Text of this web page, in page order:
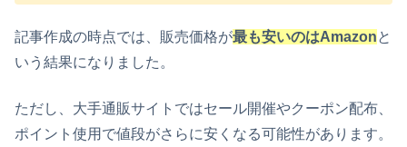
記事作成の時点では、販売価格が最も安いのはAmazonと
いう結果になりました。
ただし、大手通販サイトではセール開催やクーポン配布、
ポイント使用で値段がさらに安くなる可能性があります。